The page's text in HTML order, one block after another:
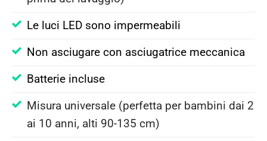
Le luci LED sono impermeabili
Non asciugare con asciugatrice meccanica
Batterie incluse
Misura universale (perfetta per bambini dai 2
ai 10 anni, alti 90-135 cm)